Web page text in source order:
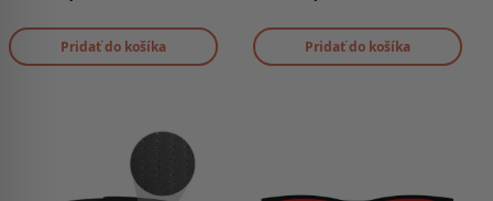
Pridať do košíka Pridať do košíka